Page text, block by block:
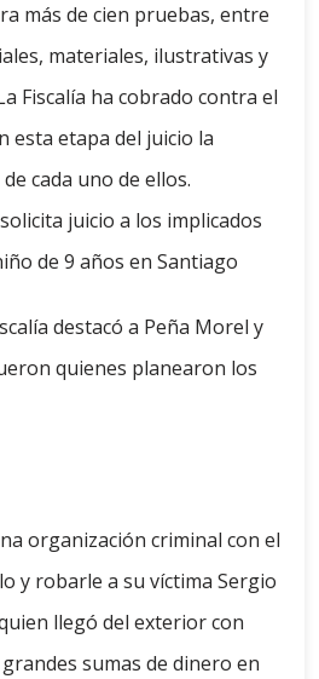
más de cien pruebas, entre
materiales, ilustrativas y
Fiscalía ha cobrado contra el
esta etapa del juicio la
cada uno de ellos.
juicio a los implicados
de 9 años en Santiago
destacó a Peña Morel y
quienes planearon los
organización criminal con el
y robarle a su víctima Sergio
llegó del exterior con
sumas de dinero en